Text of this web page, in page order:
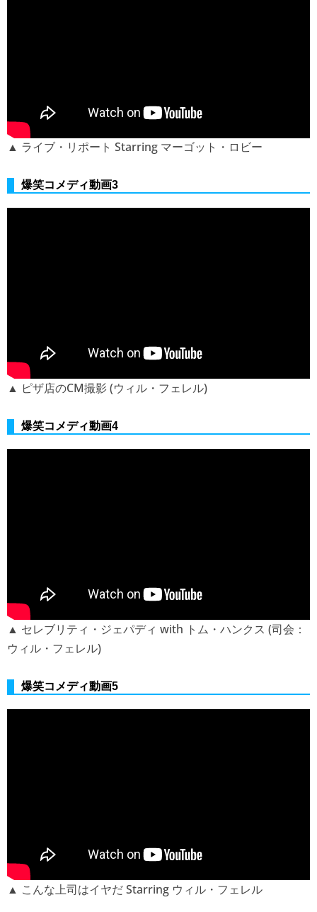
▲ ライブ・リポート Starring マーゴット・ロビー
爆笑コメディ動画3
▲ ピザ店のCM撮影 (ウィル・フェレル)
爆笑コメディ動画4
▲ セレブリティ・ジェパディ with トム・ハンクス (司会：
ウィル・フェレル)
爆笑コメディ動画5
▲ こんな上司はイヤだ Starring ウィル・フェレル